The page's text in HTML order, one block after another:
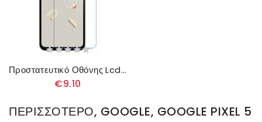
Προστατευτικό Οθόνης Lcd Για Το Google Pixel 5
€9.10
ΠΕΡΙΣΣΌΤΕΡΟ, GOOGLE, GOOGLE PIXEL 5